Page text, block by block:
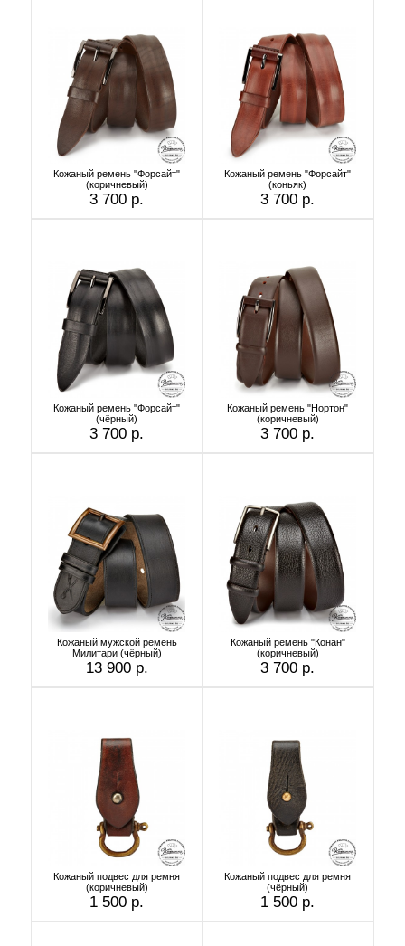
Кожаный ремень "Форсайт"
(коричневый)
3 700 р.
Кожаный ремень "Форсайт"
(коньяк)
3 700 р.
Кожаный ремень "Форсайт"
(чёрный)
3 700 р.
Кожаный ремень "Нортон"
(коричневый)
3 700 р.
Кожаный мужской ремень
Милитари (чёрный)
13 900 р.
Кожаный ремень "Конан"
(коричневый)
3 700 р.
Кожаный подвес для ремня
(коричневый)
1 500 р.
Кожаный подвес для ремня
(чёрный)
1 500 р.